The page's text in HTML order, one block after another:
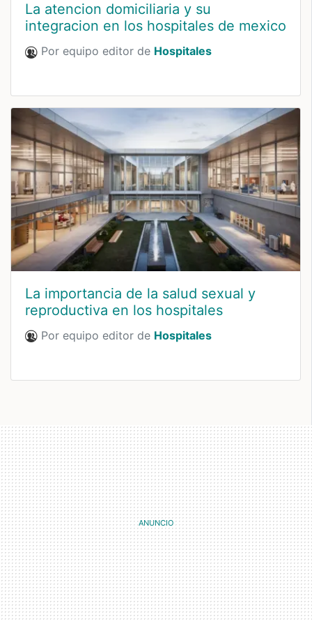
La atencion domiciliaria y su
integracion en los hospitales de mexico
Por equipo editor de Hospitales
La importancia de la salud sexual y
reproductiva en los hospitales
Por equipo editor de Hospitales